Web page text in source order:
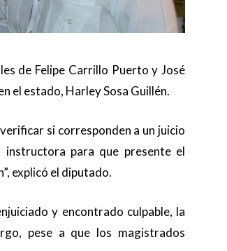
de Felipe Carrillo Puerto y José
el estado, Harley Sosa Guillén.
si corresponden a un juicio
para que presente el
explicó el diputado.
y encontrado culpable, la
pese a que los magistrados